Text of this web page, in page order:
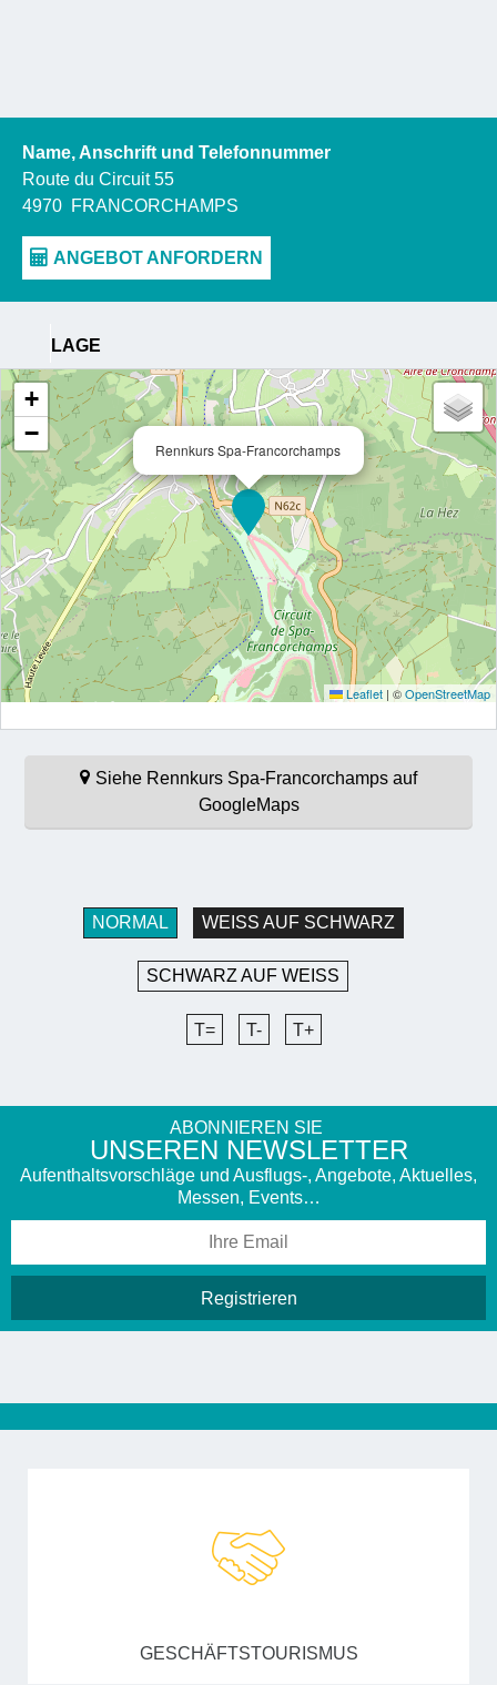
Name, Anschrift und Telefonnummer
Route du Circuit 55
4970 FRANCORCHAMPS
LAGE
Rennkurs Spa-Francorchamps
+
−
Leaflet | ©OpenStreetMap
Siehe Rennkurs Spa-Francorchamps auf
GoogleMaps
NORMAL WEISS AUF SCHWARZ
SCHWARZ AUF WEISS
T= T- T+
ABONNIEREN SIE
UNSEREN NEWSLETTER
Aufenthaltsvorschläge und Ausflugs-, Angebote, Aktuelles,
Messen, Events…
GESCHÄFTSTOURISMUS